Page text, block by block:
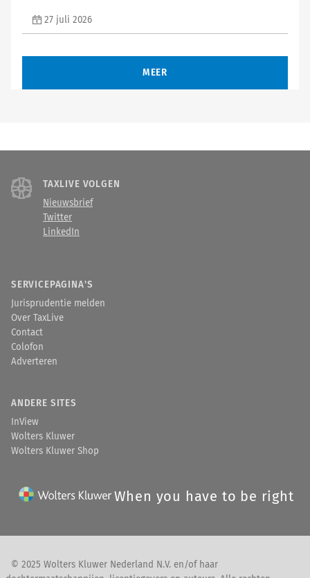
27 juli 2026
MEER
TAXLIVE VOLGEN
Nieuwsbrief
Twitter
LinkedIn
SERVICEPAGINA'S
Jurisprudentie melden
Over TaxLive
Contact
Colofon
Adverteren
ANDERE SITES
InView
Wolters Kluwer
Wolters Kluwer Shop
When you have to be right
© 2025 Wolters Kluwer Nederland N.V. en/of haar